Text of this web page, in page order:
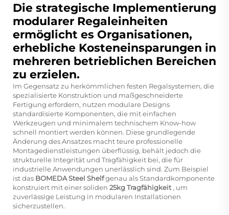
Die strategische Implementierung
modularer Regaleinheiten
ermöglicht es Organisationen,
erhebliche Kosteneinsparungen in
mehreren betrieblichen Bereichen
zu erzielen.
Im Gegensatz zu herkömmlichen festen Regalsystemen, die
spezialisierte Konstruktion und maßgeschneiderte
Fertigung erfordern, nutzen modulare Designs
standardisierte Komponenten, die mit einfachen
Werkzeugen und minimalem technischem Know-how
schnell montiert werden können. Diese grundlegende
Änderung des Ansatzes macht teure professionelle
Montagedienstleistungen überflüssig, behält jedoch die
strukturelle Integrität und Tragfähigkeit bei, die für
industrielle Anwendungen unerlässlich sind. Zum Beispiel
ist das BOMEDA Steel Shelfgenau als Standardkomponente
konstruiert mit einer soliden 25kg Tragfähigkeit , um
zuverlässige Leistung in modularen Installationen
sicherzustellen.